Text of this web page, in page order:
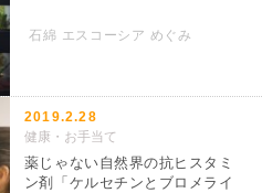
石綿 エスコーシア めぐみ
2019.2.28
健康・お手当て
薬じゃない自然界の抗ヒスタミ
ン剤「ケルセチンとブロメライ